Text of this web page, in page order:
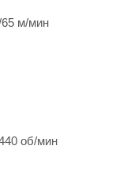
65 м/мин
об/мин